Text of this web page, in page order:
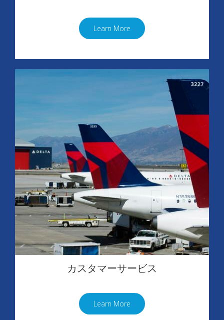
Learn More
カスタマーサービス
Learn More